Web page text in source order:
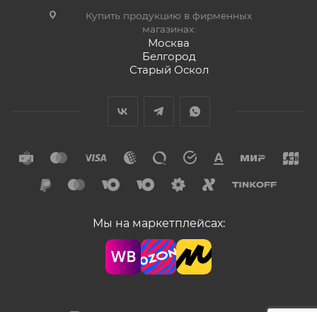
Купить продукцию в фирменных
магазинах:
Москва
Белгород
Старый Оскол
Мы на маркетплейсах: